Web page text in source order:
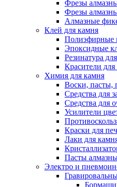
Фрезы
Фрезы
Алмазные
Клей для камня
Полиэфирные
Эпоксидные
Резинатура
Красители
Химия для камня
Воски, пасты,
Средства для
Средства для
Усилители
Краски для
Лаки для
Пасты
Электро и